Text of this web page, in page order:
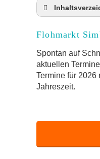
Online-
Welche
Aktuelle
FAQ:
Flohmarkt
Spontan auf
aktuellen
Termine für
Jahreszeit.